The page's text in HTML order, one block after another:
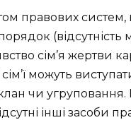
правових систем,
(відсутність
сім’я жертви
можуть
чи
інші засоби